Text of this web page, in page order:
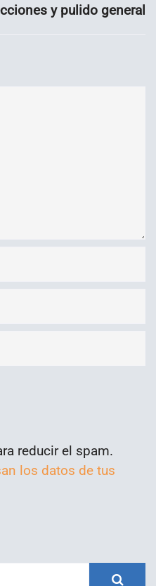
y pulido general
reducir el spam.
los datos de tus